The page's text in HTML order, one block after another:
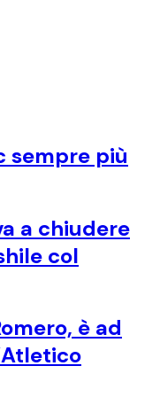
sempre più
a chiudere
col
è ad